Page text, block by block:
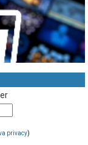
privacy)